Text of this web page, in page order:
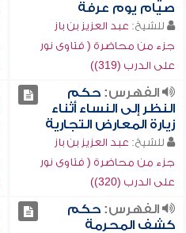
صيام يوم عرفة
للشيخ: عبد العزيز بن باز
جزء من محاضرة ( فتاوى نور
على الدرب (319))
الفهرس:حكم
النظر إلى النساء أثناء
زيارة المعارض التجارية
للشيخ: عبد العزيز بن باز
جزء من محاضرة ( فتاوى نور
على الدرب (320))
الفهرس:حكم
كشف المحرمة